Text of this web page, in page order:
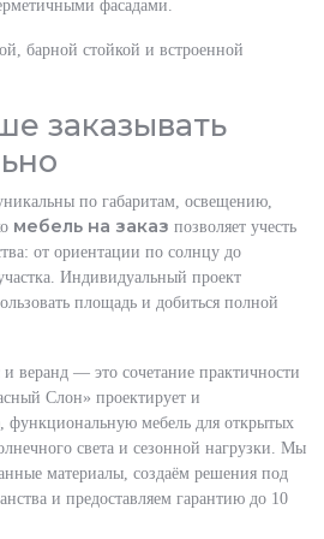
фасадами.
барной стойкой и встроенной
заказывать
по габаритам, освещению,
мебель на заказ позволяет учесть
от ориентации по солнцу до
Индивидуальный проект
площадь и добиться полной
и веранд — это сочетание практичности
Слон» проектирует и
функциональную мебель для открытых
света и сезонной нагрузки. Мы
материалы, создаём решения под
и предоставляем гарантию до 10